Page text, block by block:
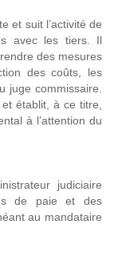
et suit l’activité de
avec les tiers. Il
des mesures
des coûts, les
juge commissaire.
établit, à ce titre,
à l’attention du
judiciaire
de paie et des
au mandataire